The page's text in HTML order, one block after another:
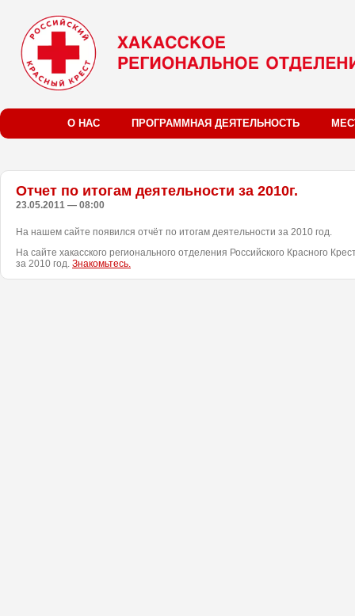
О НАС ПРОГРАММНАЯ ДЕЯТЕЛЬНОСТЬ
Отчет по итогам деятельности за 2010г.
23.05.2011 — 08:00
На нашем сайте появился отчёт по итогам деятельности за 2010 год.
На сайте хакасского регионального отделения Российского Красного
за 2010 год. Знакомьтесь.